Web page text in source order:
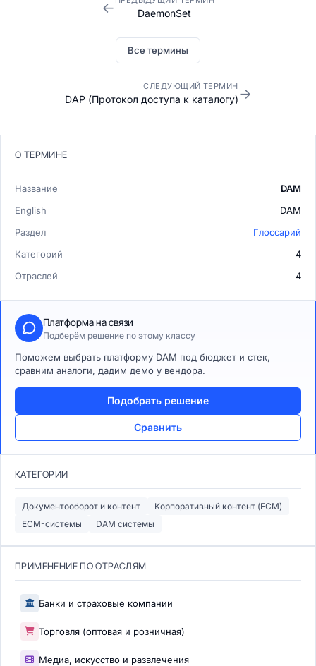
← DaemonSet
Все термины
СЛЕДУЮЩИЙ ТЕРМИН
DAP (Протокол доступа к каталогу)→
О ТЕРМИНЕ
Название
DAM
English
DAM
Раздел
Глоссарий
Категорий
4
Отраслей
4
Платформа на связи
Подберём решение по этому классу
Поможем выбрать платформу DAM под бюджет и стек,
сравним аналоги, дадим демо у вендора.
Подобрать решение
Сравнить
КАТЕГОРИИ
Документооборот и контент
Корпоративный контент (ECM)
ECM-системы
DAM системы
ПРИМЕНЕНИЕ ПО ОТРАСЛЯМ
Банки и страховые компании
Торговля (оптовая и розничная)
Медиа, искусство и развлечения